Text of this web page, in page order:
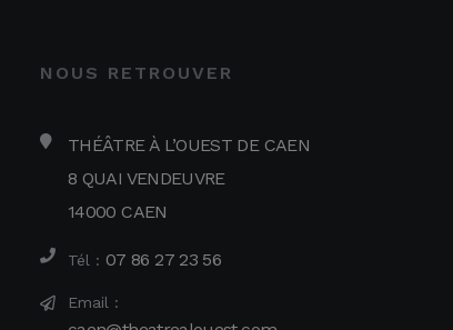
NOUS RETROUVER
THÉÂTRE À L’OUEST DE CAEN
8 QUAI VENDEUVRE
14000 CAEN
Tél : 07 86 27 23 56
Email :